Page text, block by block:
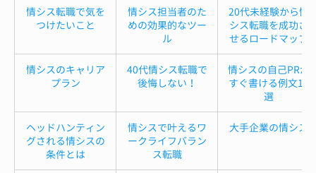
情シス転職で気を
つけたいこと
情シス担当者のた
めの効果的なツー
ル
20代未経験から情
シス転職を成功さ
せるロードマップ
情シスのキャリア
プラン
40代情シス転職で
後悔しない！
情シスの自己PRが
すぐ書ける例文12
選
ヘッドハンティン
グされる情シスの
条件とは
情シスで叶えるワ
ークライフバラン
ス転職
大手企業の情シス